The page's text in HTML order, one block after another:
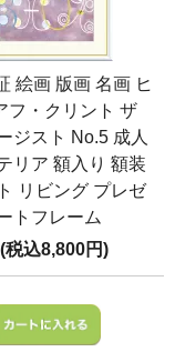
絵画 版画 名画 ヒ
フ・クリント ザ
ジスト No.5 成人
リア 額入り 額装
リビング プレゼ
トフレーム
税込8,800円)